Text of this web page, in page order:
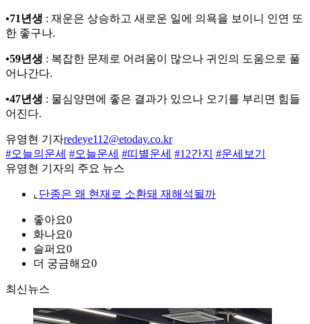
•71년생 : 재운은 상승하고 새로운 일에 의욕을 보이니 인연 또
한 좋구나.
•59년생 : 복잡한 문제로 어려움이 많으나 귀인의 도움으로 풀
어나간다.
•47년생 : 물심양면에 좋은 결과가 있으나 오기를 부리면 힘들
어진다.
유영현 기자redeye112@etoday.co.kr
#오늘의운세 #오늘운세 #띠별운세 #12간지 #운세보기
유영현 기자의 주요 뉴스
⌞ 단종은 왜 현재로 소환돼 재해석될까
좋아요0
화나요0
슬퍼요0
더 궁금해요0
최신뉴스